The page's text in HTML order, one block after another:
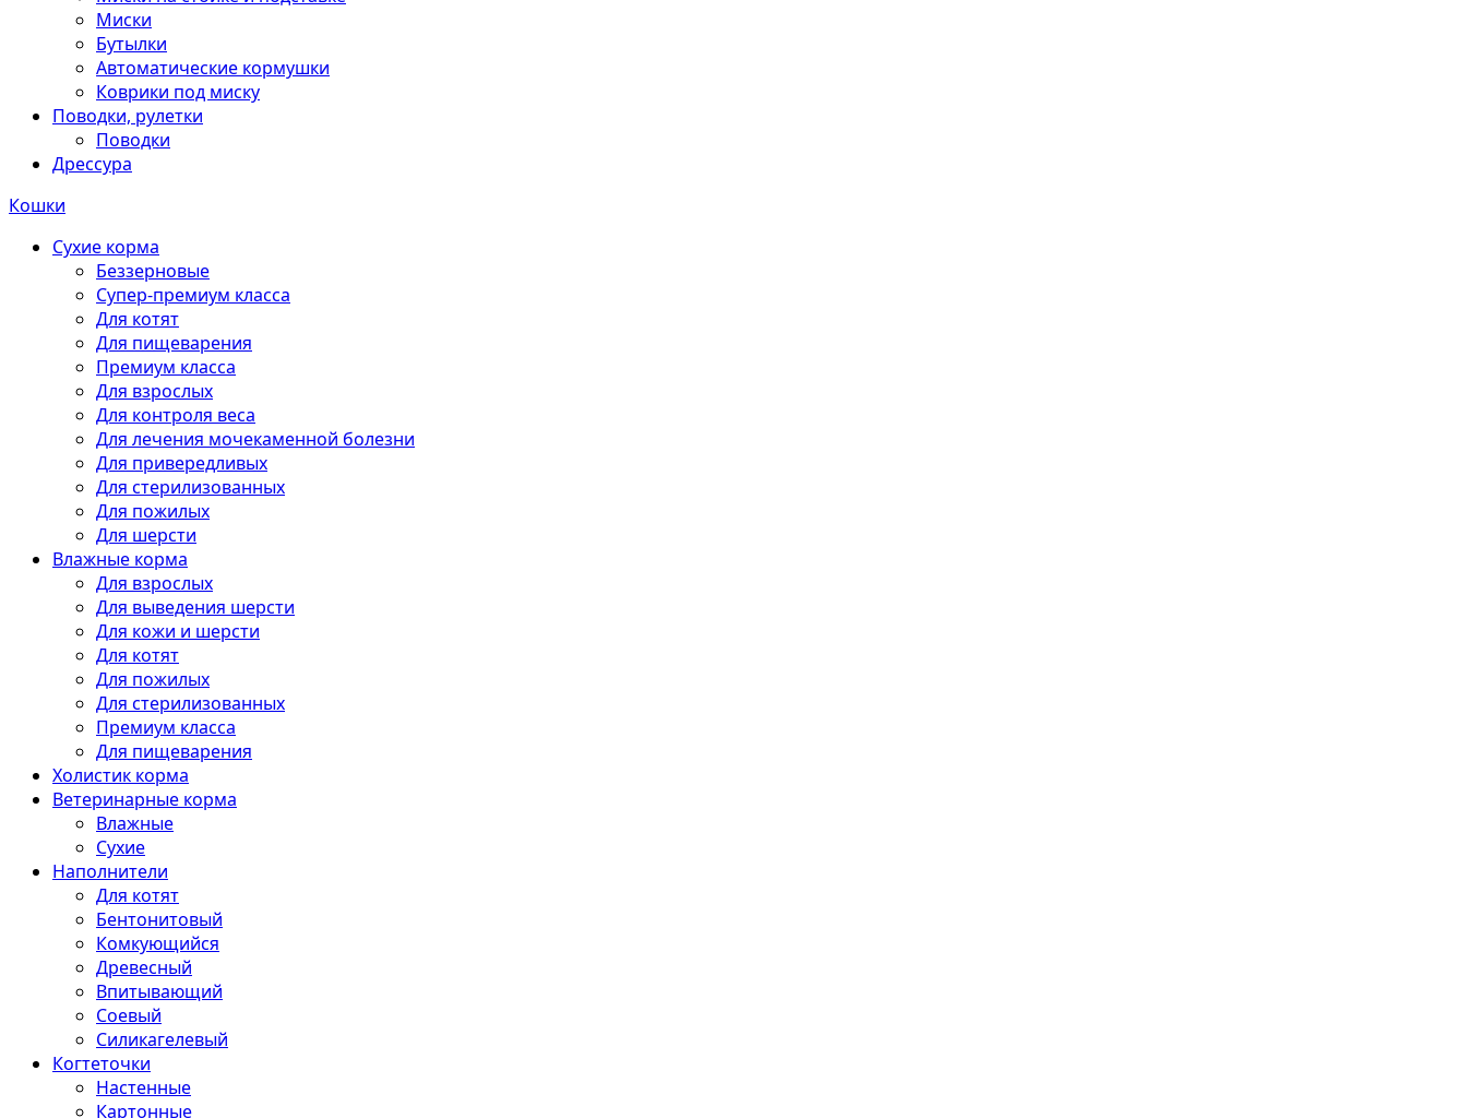
Миски
Бутылки
Автоматические кормушки
Коврики под миску
Поводки, рулетки
Поводки
Дрессура
Кошки
Сухие корма
Беззерновые
Супер-премиум класса
Для котят
Для пищеварения
Премиум класса
Для взрослых
Для контроля веса
Для лечения мочекаменной болезни
Для привередливых
Для стерилизованных
Для пожилых
Для шерсти
Влажные корма
Для взрослых
Для выведения шерсти
Для кожи и шерсти
Для котят
Для пожилых
Для стерилизованных
Премиум класса
Для пищеварения
Холистик корма
Ветеринарные корма
Влажные
Сухие
Наполнители
Для котят
Бентонитовый
Комкующийся
Древесный
Впитывающий
Соевый
Силикагелевый
Когтеточки
Настенные
Картонные